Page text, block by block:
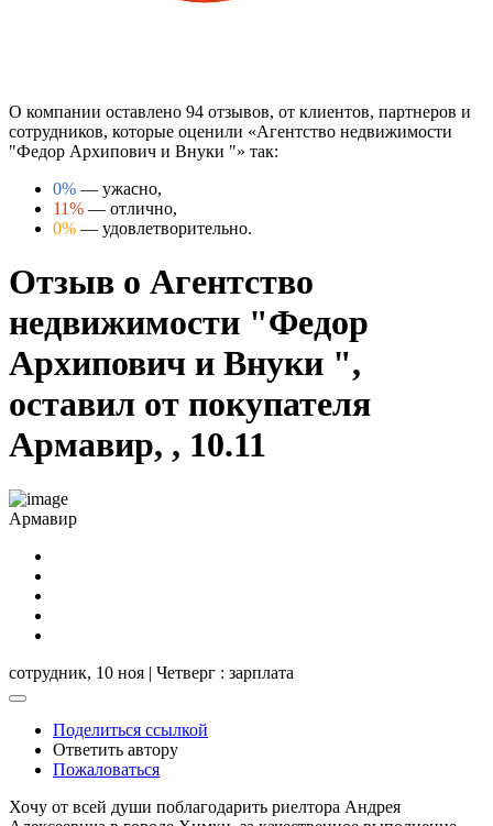
О компании оставлено 94 отзывов, от клиентов, партнеров и
сотрудников, которые оценили «Агентство недвижимости
"Федор Архипович и Внуки "» так:
0% — ужасно,
11% — отлично,
0% — удовлетворительно.
Отзыв о Агентство
недвижимости "Федор
Архипович и Внуки ",
оставил от покупателя
Армавир, , 10.11
Армавир
сотрудник, 10 ноя | Четверг : зарплата
Поделиться ссылкой
Ответить автору
Пожаловаться
Хочу от всей души поблагодарить риелтора Андрея